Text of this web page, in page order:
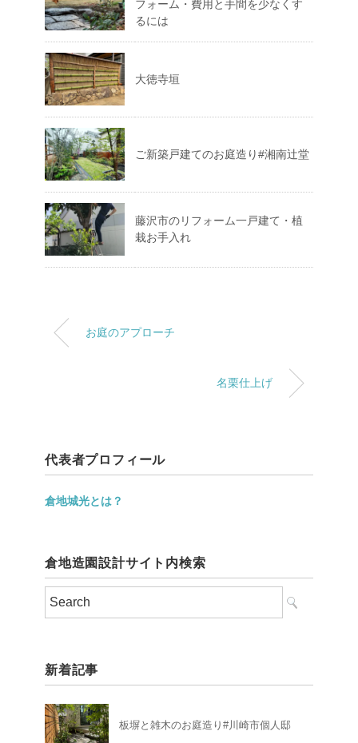
フォーム・費用と手間を少なくす
るには
大徳寺垣
ご新築戸建てのお庭造り#湘南辻堂
藤沢市のリフォーム一戸建て・植
栽お手入れ
お庭のアプローチ
名栗仕上げ
代表者プロフィール
倉地城光とは？
倉地造園設計サイト内検索
新着記事
板塀と雑木のお庭造り#川崎市個人邸